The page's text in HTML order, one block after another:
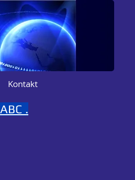
Kontakt
ABC .